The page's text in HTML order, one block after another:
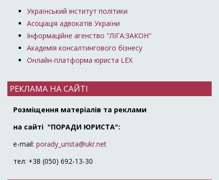
Український інститут політики
Асоціація адвокатів України
Інформаційне агенство "ЛІГА:ЗАКОН"
Академія консалтингового бізнесу
Онлайн-платформа юриста LEX
РЕКЛАМА НА САЙТІ
Розміщення матеріалів та реклами
на сайті "ПОРАДИ ЮРИСТА":
e-mail: porady_urista@ukr.net
тел: +38 (050) 692-13-30